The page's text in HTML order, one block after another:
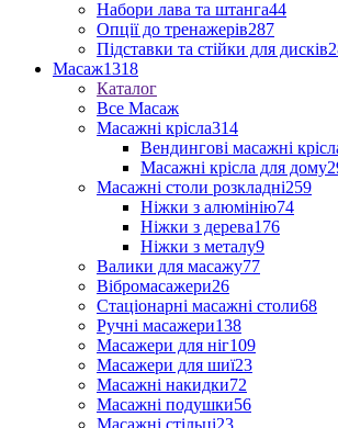
Набори лава та штанга44
Опції до тренажерів287
Підставки та стійки для дисків
Масаж1318
Каталог
Все Масаж
Масажні крісла314
Вендингові масажні
Масажні крісла для дому
Масажні столи розкладні259
Ніжки з алюмінію74
Ніжки з дерева176
Ніжки з металу9
Валики для масажу77
Вібромасажери26
Стаціонарні масажні столи68
Ручні масажери138
Масажери для ніг109
Масажери для шиї23
Масажні накидки72
Масажні подушки56
Масажні стільці23